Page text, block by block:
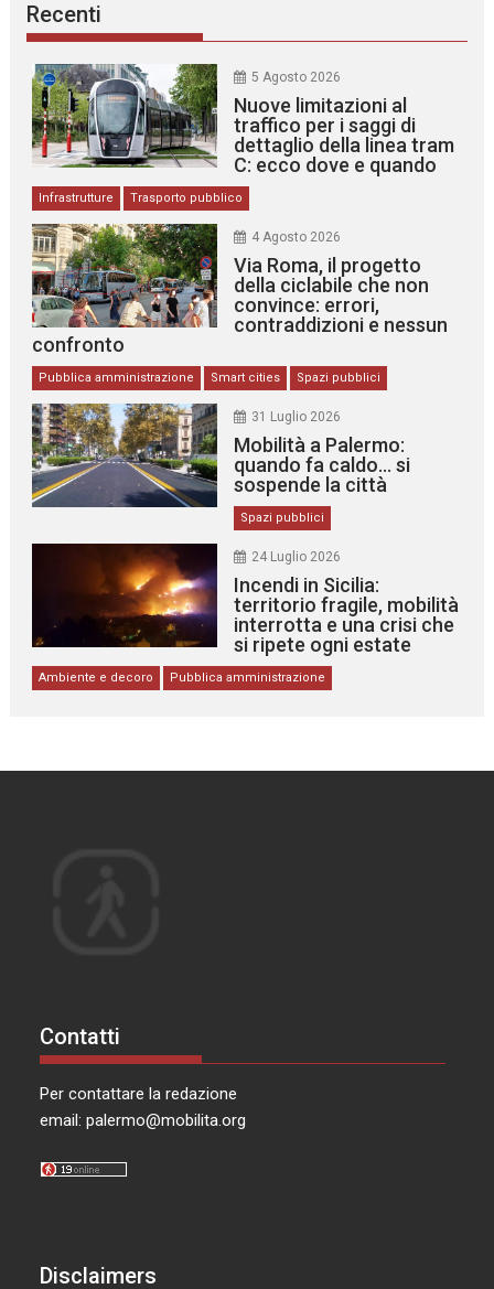
Recenti
5 Agosto 2026
Nuove limitazioni al
traffico per i saggi di
dettaglio della linea tram
C: ecco dove e quando
Infrastrutture Trasporto pubblico
4 Agosto 2026
Via Roma, il progetto
della ciclabile che non
convince: errori,
contraddizioni e nessun
confronto
Pubblica amministrazione Smart cities Spazi pubblici
31 Luglio 2026
Mobilità a Palermo:
quando fa caldo… si
sospende la città
Spazi pubblici
24 Luglio 2026
Incendi in Sicilia:
territorio fragile, mobilità
interrotta e una crisi che
si ripete ogni estate
Ambiente e decoro Pubblica amministrazione
Contatti
Per contattare la redazione
email:palermo@mobilita.org
Disclaimers